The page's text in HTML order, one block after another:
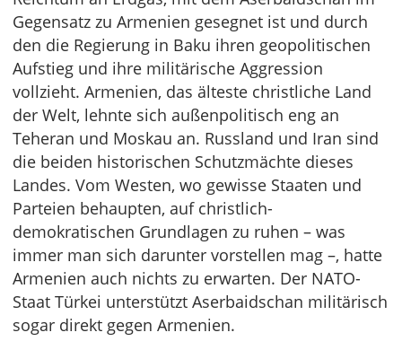
Gegensatz zu Armenien gesegnet ist und durch
den die Regierung in Baku ihren geopolitischen
Aufstieg und ihre militärische Aggression
vollzieht. Armenien, das älteste christliche Land
der Welt, lehnte sich außenpolitisch eng an
Teheran und Moskau an. Russland und Iran sind
die beiden historischen Schutzmächte dieses
Landes. Vom Westen, wo gewisse Staaten und
Parteien behaupten, auf christlich-
demokratischen Grundlagen zu ruhen – was
immer man sich darunter vorstellen mag –, hatte
Armenien auch nichts zu erwarten. Der NATO-
Staat Türkei unterstützt Aserbaidschan militärisch
sogar direkt gegen Armenien.